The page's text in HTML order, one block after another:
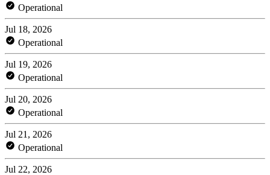
Operational
Jul 18, 2026
Operational
Jul 19, 2026
Operational
Jul 20, 2026
Operational
Jul 21, 2026
Operational
Jul 22, 2026